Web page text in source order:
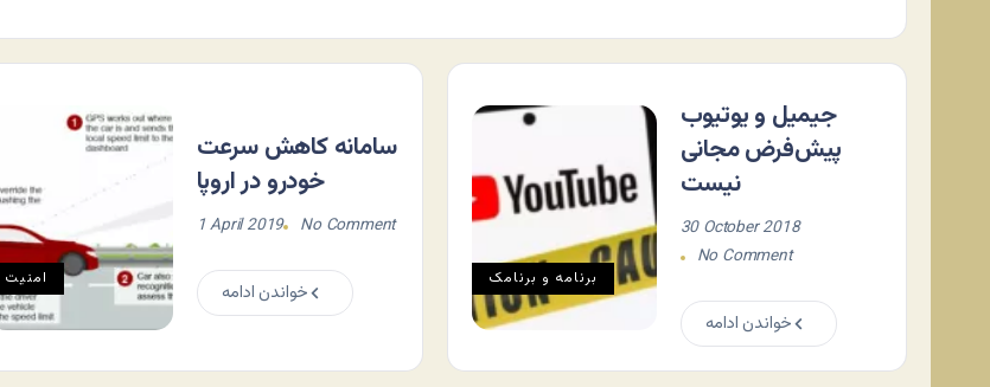
امنیت
سامانه کاهش سرعت
خودرو در اروپا
1 April 2019 No Comment
خواندن ادامه
برنامه و برنامک
جیمیل و یوتیوب
پیش‌فرض مجانی
نیست
30 October 2018
No Comment
خواندن ادامه